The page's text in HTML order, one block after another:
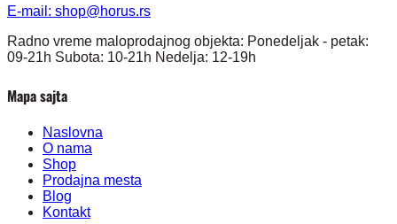
E-mail: shop@horus.rs
Radno vreme maloprodajnog objekta: Ponedeljak - petak:
09-21h Subota: 10-21h Nedelja: 12-19h
Mapa sajta
Naslovna
O nama
Shop
Prodajna mesta
Blog
Kontakt